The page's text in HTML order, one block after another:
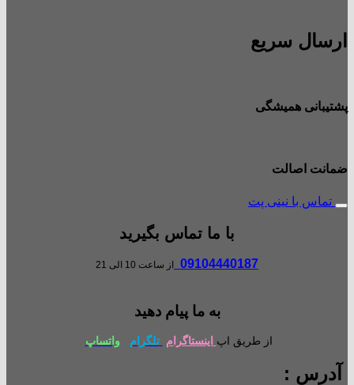
ارسال سریع
پشتیبانی همیشگی
ضمانت اصالت
تماس با نینی پت
با ما تماس بگیرید
09104440187 از ساعت 10 الی 21
به ما پیام دهید
از طریق اپ اینستاگرام تلگرام واتساپ
آدرس :